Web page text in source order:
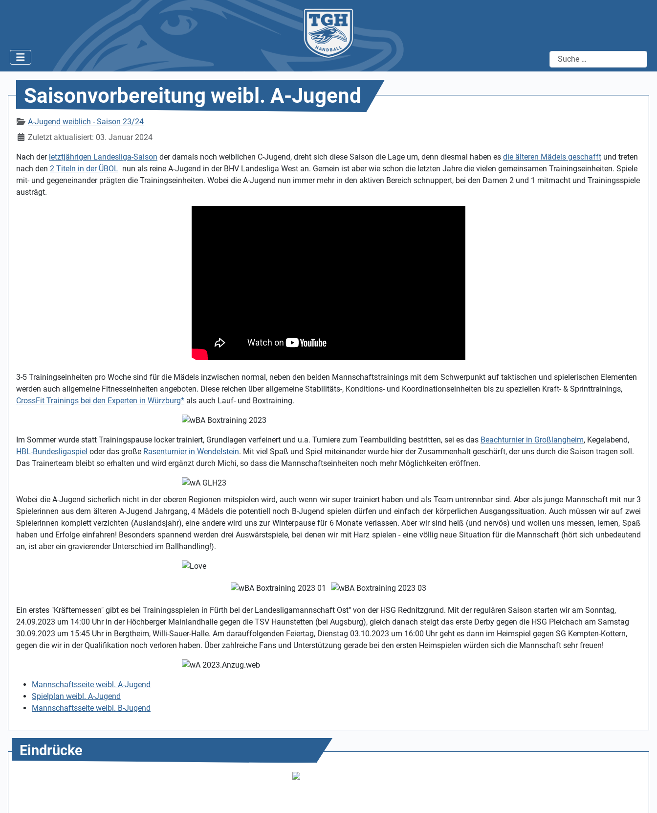
Suchen
Saisonvorbereitung weibl. A-Jugend
DetailsA-Jugend weiblich - Saison 23/24
Zuletzt aktualisiert: 03. Januar 2024
Nach der letztjährigen Landesliga-Saison der damals noch weiblichen C-Jugend, dreht sich diese Saison die Lage um, denn diesmal haben es die älteren Mädels geschafft und treten
nach den 2 Titeln in der ÜBOL nun als reine A-Jugend in der BHV Landesliga West an. Gemein ist aber wie schon die letzten Jahre die vielen gemeinsamen Trainingseinheiten. Spiele
mit- und gegeneinander prägten die Trainingseinheiten. Wobei die A-Jugend nun immer mehr in den aktiven Bereich schnuppert, bei den Damen 2 und 1 mitmacht und Trainingsspiele
austrägt.
3-5 Trainingseinheiten pro Woche sind für die Mädels inzwischen normal, neben den beiden Mannschaftstrainings mit dem Schwerpunkt auf taktischen und spielerischen Elementen
werden auch allgemeine Fitnesseinheiten angeboten. Diese reichen über allgemeine Stabilitäts-, Konditions- und Koordinationseinheiten bis zu speziellen Kraft- & Sprinttrainings,
CrossFit Trainings bei den Experten in Würzburg* als auch Lauf- und Boxtraining.
Im Sommer wurde statt Trainingspause locker trainiert, Grundlagen verfeinert und u.a. Turniere zum Teambuilding bestritten, sei es das Beachturnier in Großlangheim, Kegelabend,
HBL-Bundesligaspiel oder das große Rasenturnier in Wendelstein. Mit viel Spaß und Spiel miteinander wurde hier der Zusammenhalt geschärft, der uns durch die Saison tragen soll.
Das Trainerteam bleibt so erhalten und wird ergänzt durch Michi, so dass die Mannschaftseinheiten noch mehr Möglichkeiten eröffnen.
Wobei die A-Jugend sicherlich nicht in der oberen Regionen mitspielen wird, auch wenn wir super trainiert haben und als Team untrennbar sind. Aber als junge Mannschaft mit nur 3
Spielerinnen aus dem älteren A-Jugend Jahrgang, 4 Mädels die potentiell noch B-Jugend spielen dürfen und einfach der körperlichen Ausgangssituation. Auch müssen wir auf zwei
Spielerinnen komplett verzichten (Auslandsjahr), eine andere wird uns zur Winterpause für 6 Monate verlassen. Aber wir sind heiß (und nervös) und wollen uns messen, lernen, Spaß
haben und Erfolge einfahren! Besonders spannend werden drei Auswärstspiele, bei denen wir mit Harz spielen - eine völlig neue Situation für die Mannschaft (hört sich unbedeutend
an, ist aber ein gravierender Unterschied im Ballhandling!).
Ein erstes "Kräftemessen" gibt es bei Trainingsspielen in Fürth bei der Landesligamannschaft Ost" von der HSG Rednitzgrund. Mit der regulären Saison starten wir am Sonntag,
24.09.2023 um 14:00 Uhr in der Höchberger Mainlandhalle gegen die TSV Haunstetten (bei Augsburg), gleich danach steigt das erste Derby gegen die HSG Pleichach am Samstag
30.09.2023 um 15:45 Uhr in Bergtheim, Willi-Sauer-Halle. Am darauffolgenden Feiertag, Dienstag 03.10.2023 um 16:00 Uhr geht es dann im Heimspiel gegen SG Kempten-Kottern,
gegen die wir in der Qualifikation noch verloren haben. Über zahlreiche Fans und Unterstützung gerade bei den ersten Heimspielen würden sich die Mannschaft sehr freuen!
Mannschaftsseite weibl. A-Jugend
Spielplan weibl. A-Jugend
Mannschaftsseite weibl. B-Jugend
Eindrücke